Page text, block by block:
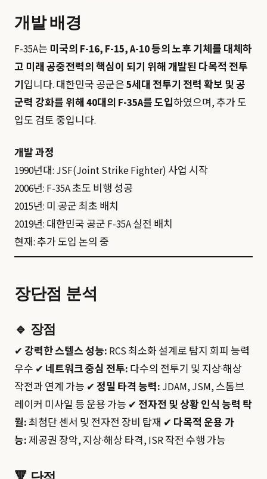
개발 배경
F-35A는 미국의 F-16, F-15, A-10 등의 노후 기체를 대체하
고 미래 공중전력의 핵심이 되기 위해 개발된 다목적 전투
기 입니다. 대한민국 공군은5세대 전투기 전력 확보 및 공
군력 강화를 위해 40대의 F-35A를 도입하였으며, 추가 도
입도 검토 중입니다.
개발 과정
1990년대: JSF(Joint Strike Fighter) 사업 시작
2006년: F-35A 초도 비행 성공
2015년: 미 공군 최초 배치
2019년: 대한민국 공군 F-35A 실전 배치
현재: 추가 도입 논의 중
장단점 분석
🔹 장점
✔ 강력한 스텔스 성능: RCS 최소화 설계로 탐지 회피 능력
우수 ✔ 네트워크 중심 전투: 다수의 전투기 및 지상·해상
작전과 연계 가능 ✔정밀 타격 능력: JDAM, JSM, 스톰브
레이커 미사일 등 운용 가능 ✔전자전 및 상황 인식 능력 탁
월:최첨단 센서 및 전자전 장비 탑재 ✔ 다목적 운용 가
능:제공권 장악, 지상·해상 타격, ISR 작전 수행 가능